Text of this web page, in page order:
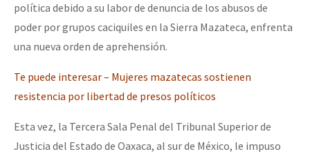
política debido a su labor de denuncia de los abusos de
poder por grupos caciquiles en la Sierra Mazateca, enfrenta
una nueva orden de aprehensión.
Te puede interesar – Mujeres mazatecas sostienen
resistencia por libertad de presos políticos
Esta vez, la Tercera Sala Penal del Tribunal Superior de
Justicia del Estado de Oaxaca, al sur de México, le impuso